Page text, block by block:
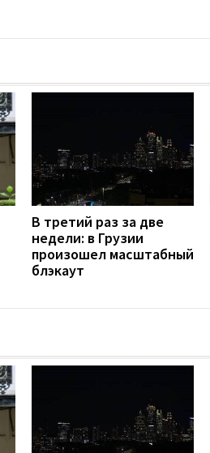
В третий раз за две
недели: в Грузии
произошел масштабный
блэкаут